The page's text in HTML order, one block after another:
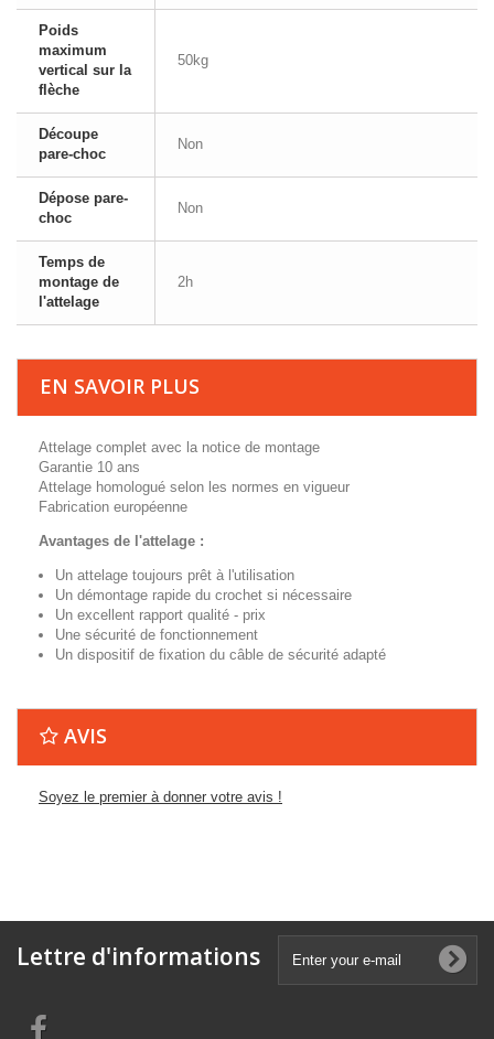
Poids
maximum
vertical sur la
flèche
50kg
Découpe
pare-choc
Non
Dépose pare-
choc
Non
Temps de
montage de
l'attelage
2h
EN SAVOIR PLUS
Attelage complet avec la notice de montage
Garantie 10 ans
Attelage homologué selon les normes en vigueur
Fabrication européenne
Avantages de l'attelage :
Un attelage toujours prêt à l'utilisation
Un démontage rapide du crochet si nécessaire
Un excellent rapport qualité - prix
Une sécurité de fonctionnement
Un dispositif de fixation du câble de sécurité adapté
AVIS
Soyez le premier à donner votre avis !
Lettre d'informations